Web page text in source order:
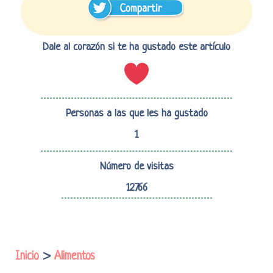
Dale al corazón si te ha gustado este artículo
Personas a las que les ha gustado
1
Número de visitas
12766
Inicio > Alimentos